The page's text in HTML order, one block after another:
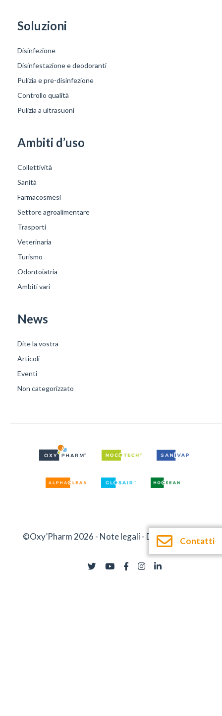
Soluzioni
Disinfezione
Disinfestazione e deodoranti
Pulizia e pre-disinfezione
Controllo qualità
Pulizia a ultrasuoni
Ambiti d’uso
Collettività
Sanità
Farmacosmesi
Settore agroalimentare
Trasporti
Veterinaria
Turismo
Odontoiatria
Ambiti vari
News
Dite la vostra
Articoli
Eventi
Non categorizzato
©Oxy’Pharm 2026 - Note legali- Documentazione
Contatti